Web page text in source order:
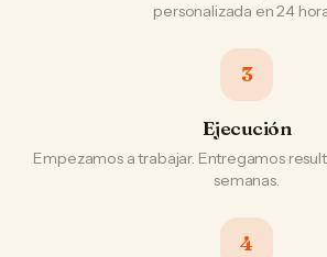
personalizada en 24
3
Ejecución
Empezamos a trabajar. Entregamos
semanas.
4